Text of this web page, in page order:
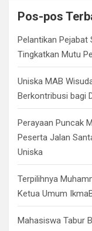
c
Pos-pos
Pelantikan Pejabat
Tingkatkan Mutu
Uniska MAB
Berkontribusi bagi
Perayaan Puncak
Peserta Jalan
Uniska
Terpilihnya
Ketua Umum
Mahasiswa Tabur